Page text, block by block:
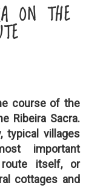
ON THE
course of the
Ribeira Sacra.
typical villages
important
route itself, or
cottages and